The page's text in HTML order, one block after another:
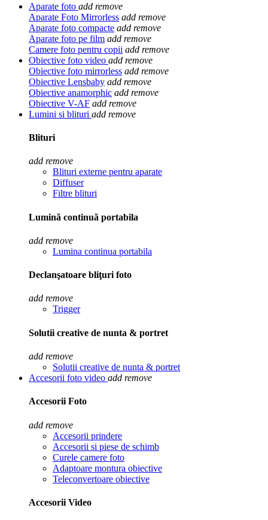
Aparate foto add remove
Aparate Foto Mirrorless add remove
Aparate foto compacte add remove
Aparate foto pe film add remove
Camere foto pentru copii add remove
Obiective foto video add remove
Obiective foto mirrorless add remove
Obiective Lensbaby add remove
Obiective anamorphic add remove
Obiective V-AF add remove
Lumini si blituri add remove
Blituri
add remove
Blituri externe pentru aparate
Diffuser
Filtre blituri
Lumină continuă portabila
add remove
Lumina continua portabila
Declanşatoare bliţuri foto
add remove
Trigger
Solutii creative de nunta & portret
add remove
Solutii creative de nunta & portret
Accesorii foto video add remove
Accesorii Foto
add remove
Accesorii prindere
Accesorii si piese de schimb
Curele camere foto
Adaptoare montura obiective
Teleconvertoare obiective
Accesorii Video